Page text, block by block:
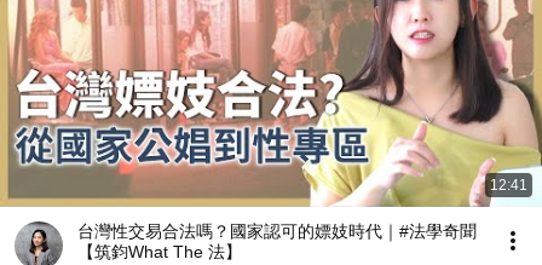
12:41
台灣性交易合法嗎？國家認可的嫖妓時代｜#法學奇聞
【筑鈞What The 法】